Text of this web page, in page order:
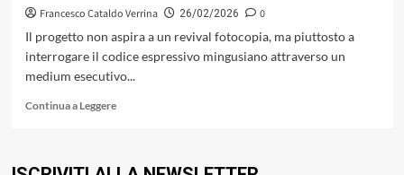
Francesco Cataldo Verrina 26/02/2026
0
Il progetto non aspira a un revival fotocopia, ma piuttosto a
interrogare il codice espressivo mingusiano attraverso un
medium esecutivo...
Continua a LeggereLeggi
«Tribute